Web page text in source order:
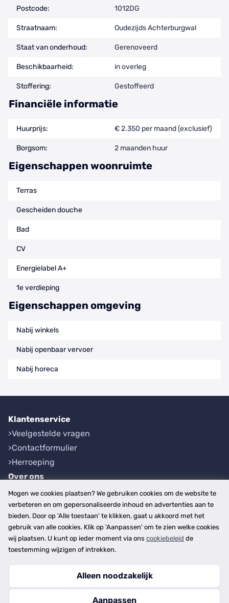
Postcode: 1012DG
Straatnaam: Oudezijds Achterburgwal
Staat van onderhoud: Gerenoveerd
Beschikbaarheid: in overleg
Stoffering: Gestoffeerd
Financiële informatie
Huurprijs: € 2.350 per maand (exclusief)
Borgsom: 2 maanden huur
Eigenschappen woonruimte
Terras
Gescheiden douche
Bad
CV
Energielabel A+
1e verdieping
Eigenschappen omgeving
Nabij winkels
Nabij openbaar vervoer
Nabij horeca
Klantenservice
Veelgestelde vragen
Contactformulier
Herroeping
Over ons
Bedrijfsgegevens
Werkwijze
Overzichten
Plaatsen
Provincies
Copyright © 2026
Mogen we cookies plaatsen? We gebruiken cookies om de website te
verbeteren en om gepersonaliseerde inhoud en advertenties aan te
bieden. Door op 'Alle toestaan' te klikken, gaat u akkoord met het
gebruik van alle cookies. Klik op 'Aanpassen' om te zien welke cookies
wij plaatsen. U kunt op ieder moment via ons cookiebeleid de
toestemming wijzigen of intrekken.
Alleen noodzakelijk
Aanpassen